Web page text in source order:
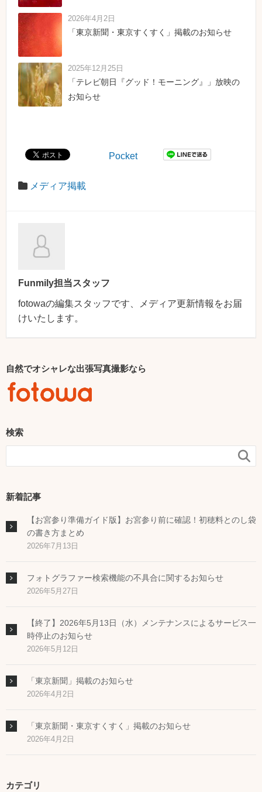
2026年4月2日
「東京新聞・東京すくすく」掲載のお知らせ
2025年12月25日
「テレビ朝日『グッド！モーニング』」放映の
お知らせ
Pocket
メディア掲載
Funmily担当スタッフ
fotowaの編集スタッフです、メディア更新情報をお届
けいたします。
自然でオシャレな出張写真撮影なら
検索

新着記事
【お宮参り準備ガイド版】お宮参り前に確認！初穂料とのし袋
の書き方まとめ
2026年7月13日
フォトグラファー検索機能の不具合に関するお知らせ
2026年5月27日
【終了】2026年5月13日（水）メンテナンスによるサービス一
時停止のお知らせ
2026年5月12日
「東京新聞」掲載のお知らせ
2026年4月2日
「東京新聞・東京すくすく」掲載のお知らせ
2026年4月2日
カテゴリ